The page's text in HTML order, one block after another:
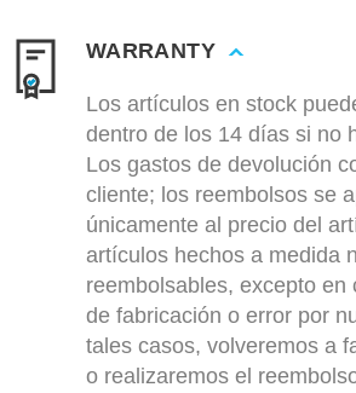
WARRANTY
Los artículos en stock
dentro de los 14 días si no
Los gastos de devolución
cliente; los reembolsos se
únicamente al precio del
artículos hechos a medida
reembolsables, excepto en
de fabricación o error por
tales casos, volveremos a
o realizaremos el